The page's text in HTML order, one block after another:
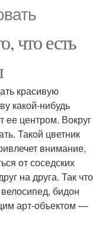
что есть
красивую
какой-нибудь
ее центром. Вокруг
Такой цветник
внимание,
от соседских
на друга. Так что
бидон
арт-объектом —